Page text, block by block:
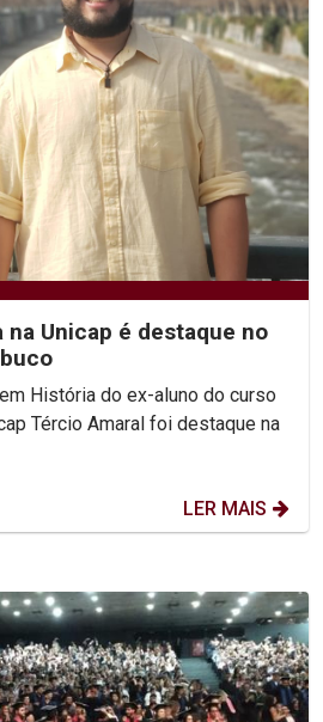
na Unicap é destaque no
História do ex-aluno do curso
Tércio Amaral foi destaque na
LER MAIS